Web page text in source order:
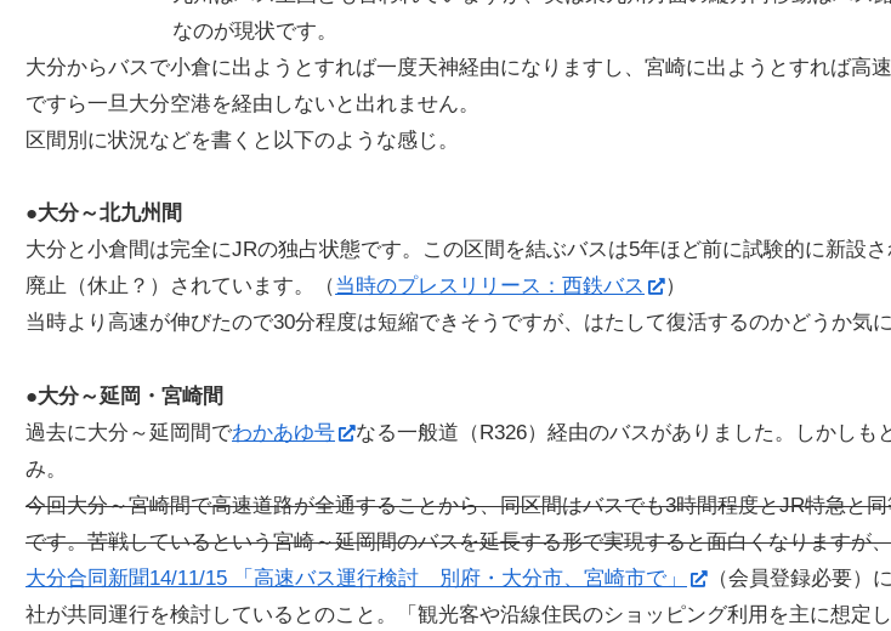
なのが現状です。
大分からバスで小倉に出ようとすれば一度天神経由になりますし、宮崎に出ようとすれば高
ですら一旦大分空港を経由しないと出れません。
区間別に状況などを書くと以下のような感じ。
●大分～北九州間
大分と小倉間は完全にJRの独占状態です。この区間を結ぶバスは5年ほど前に試験的に新設
廃止（休止？）されています。（当時のプレスリリース：西鉄バス
）
当時より高速が伸びたので30分程度は短縮できそうですが、はたして復活するのかどうか気
●大分～延岡・宮崎間
過去に大分～延岡間でわかあゆ号
なる一般道（R326）経由のバスがありました。しかしも
み。
今回大分～宮崎間で高速道路が全通することから、同区間はバスでも3時間程度とJR特急と
です。苦戦しているという宮崎～延岡間のバスを延長する形で実現すると面白くなりますが
大分合同新聞14/11/15 「高速バス運行検討 別府・大分市、宮崎市で」
（会員登録必要）
社が共同運行を検討しているとのこと。「観光客や沿線住民のショッピング利用を主に想定